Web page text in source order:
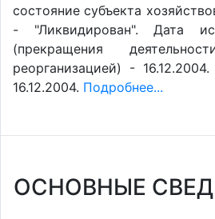
состояние субъекта
- "Ликвидирован". Дата
(прекращения
реорганизацией) -
16.12.2004. Подробнее...
ОСНОВНЫЕ